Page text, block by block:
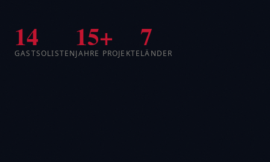
14
GASTSOLISTEN 15+
JAHRE PROJEKTE7
LÄNDER